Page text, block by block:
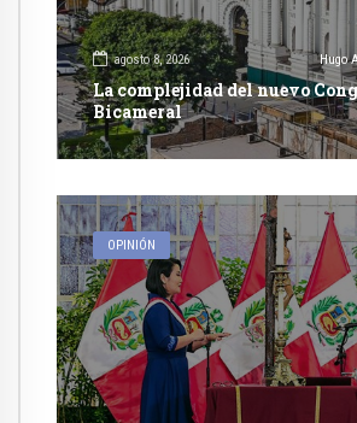
agosto 8, 2026 Hugo
La complejidad del nuevo
Bicameral
OPINIÓN